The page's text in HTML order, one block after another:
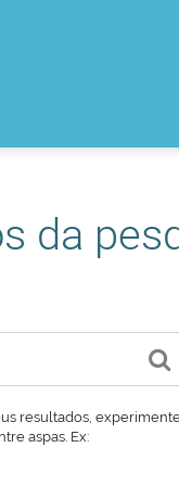
da
resultados,
aspas. Ex: